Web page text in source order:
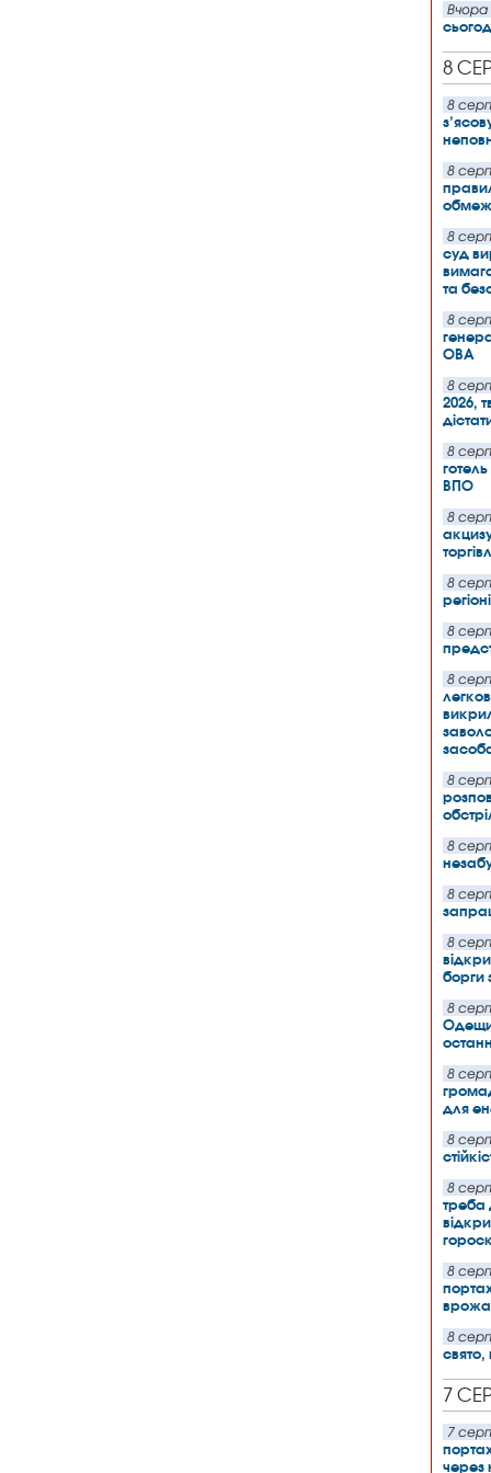
Вчора
8
8
8
8
суд
та
8
ОВА
8
2026,
8
ВПО
8
8
8
8
8
8
8
8
борги
8
8
для
8
8
треба
8
8
7
7
через